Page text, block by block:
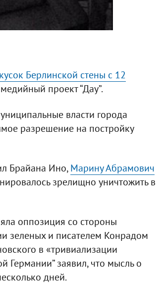
Берлинской стены с 12
проект “Дау”.
власти города
разрешение на постройку
Брайана Ино,Марину Абрамович
зрелищно уничтожить в
оппозиция со стороны
зеленых и писателем Конрадом
в «тривиализации
Германии” заявил, что мысль о
дней.